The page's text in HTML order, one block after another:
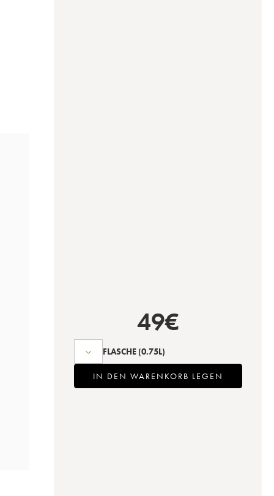
49€
FLASCHE (0.75L)
IN DEN WARENKORB LEGEN